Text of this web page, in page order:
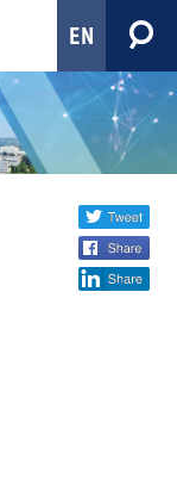
EN
Share
social